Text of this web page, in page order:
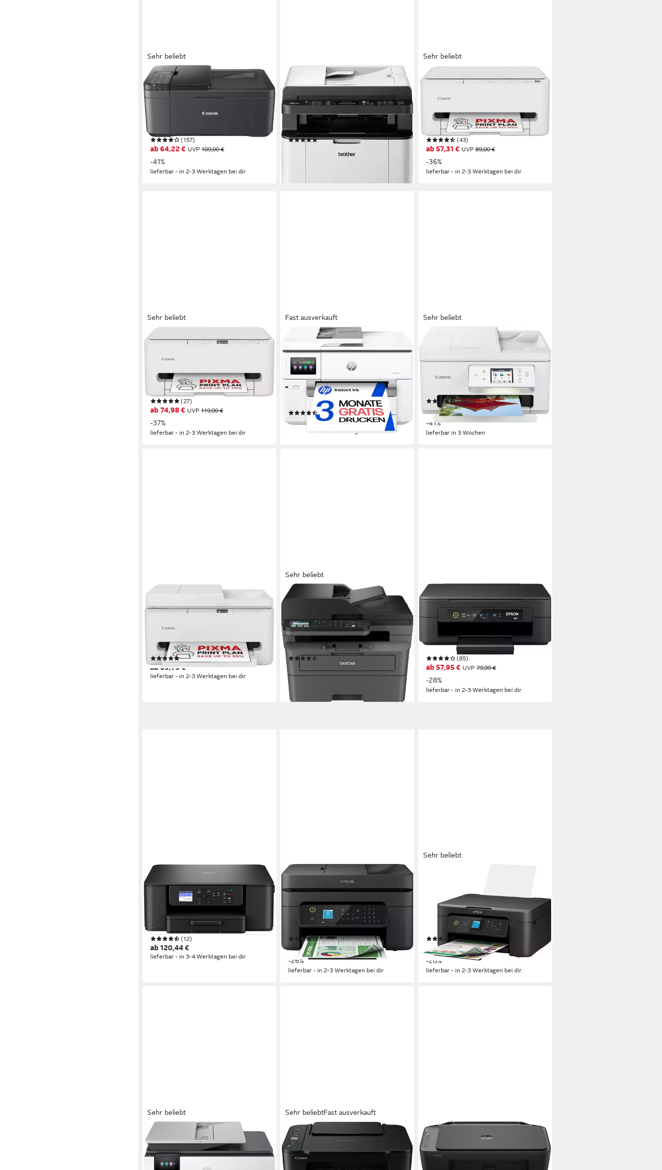
Sehr beliebt
CANON
PIXMA TR4755i
Multifunktionsdrucker
Auflösung s/w Druck
(157)
ab 64,22 € UVP109,00 €
-41%
lieferbar - in 2-3 Werktagen bei dir
MFC-1910W Schwarz-Weiß
Laserdrucker
600 x 1200 dpi Auflösung Scan
(21)
lieferbar - in 3-4 Werktagen bei dir
Sehr beliebt
CANON
PIXMA TS4150i
Multifunktionsdrucker
1200 x 1200 dpi Auflösung s/w Druck
1200 x 1200 dpi
Auflösung Farb Druck
1200 x 2400 dpi Auflösung Scan
(43)
ab 57,31 € UVP89,00 €
-36%
lieferbar - in 2-3 Werktagen bei dir
Sehr beliebt
CANON
PIXMA TS6550i
Multifunktionsdrucker
1200 x 1200 dpi Auflösung Farb Druck
1200 x 2400 dpi
Auflösung Scan
Tintendruck Druckverfahren
(27)
ab 74,98 € UVP119,00 €
-37%
lieferbar - in 2-3 Werktagen bei dir
Fast ausverkauft
OfficeJet Pro 9730e A3
Großformatdrucker
Multifunktionsdrucker
1200 x 1200 dpi Auflösung s/w Druck
4800 x 1200 dpi Auflösung Farb Druck
1200 x 1200 dpi
Auflösung Scan
(3)
286,16 €
Sehr beliebt
PIXMA TS7750i
Auflösung Farb Druck
1200 x 2400 dpi
Auflösung Scan
Druckverfahren
(35)
ab 99,90 € UVP169,00 €
-41%
lieferbar in 3 Wochen
Multifunktionsdrucker
1200 x 1200 dpi
1200 x 2400 dpi
Auflösung Scan
(20)
ab 69,79 €
lieferbar - in 2-3 Werktagen bei dir
Sehr beliebt
BROTHER
Multifunktionsdrucker
1200 x 1200 dpi Auflösung s/w Druck
1200 x 1200 dpi Auflösung Scan
Laserdruck Druckverfahren
(40)
289,00 €
lieferbar in 3 Wochen
Expression Home XP-2205 MFP 27p
Multifunktionsdrucker
1200 x 2400 dpi Auflösung Scan
Tintendruck Druckverfahren
(85)
ab 57,95 € UVP79,99 €
-28%
lieferbar - in 2-3 Werktagen bei dir
DCP-J1310DW
Multifunktionsdrucker
1200 x 6000 dpi
Auflösung Farb Druck
1200 x 2400 dpi Auflösung Scan
Tintenstrahl
Druckverfahren
(12)
ab 120,44 €
lieferbar - in 3-4 Werktagen bei dir
EPSON
WorkForce Pro WF-2930DWF
5760 x 1440 dpi
Auflösung s/w Druck
1200 x 2400 dpi Auflösung Scan
Tintenstrahl Druckverfahren
(223)
ab 84,90 € UVP114,99 €
-26%
lieferbar - in 2-3 Werktagen bei dir
Sehr beliebt
33p Multifunktionsdrucker
5760 x 1440 dpi Auflösung Farb Druck
1200 x 2400 dpi Auflösung Scan
Tintendruck
Druckverfahren
(342)
ab 67,99 € UVP94,99 €
-28%
lieferbar - in 2-3 Werktagen bei dir
Sehr beliebt
HP
OfficeJet Pro 8132e
Multifunktionsdrucker
1200 x 1200 dpi Auflösung s/w Druck
Sehr beliebtFast ausverkauft
CANON
PIXMA TS3750i
Multifunktionsdrucker
4800 x 1200 dpi Auflösung s/w Druck
HP
DeskJet 2920 Multifunktionsdrucker
1200 x 1200 dpi